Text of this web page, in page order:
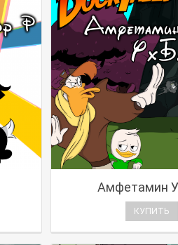
Амфетамин
КУПИТЬ